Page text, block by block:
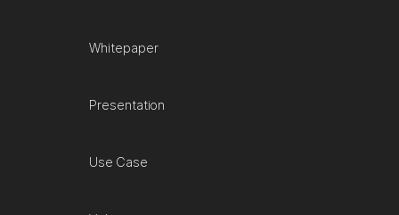
Whitepaper
Presentation
Use Case